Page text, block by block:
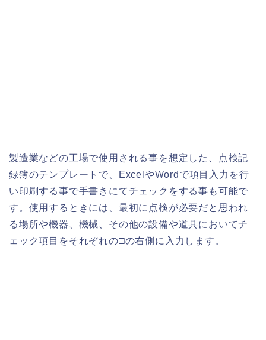
製造業などの工場で使用される事を想定した、点検記
録簿のテンプレートで、ExcelやWordで項目入力を行
い印刷する事で手書きにてチェックをする事も可能で
す。使用するときには、最初に点検が必要だと思われ
る場所や機器、機械、その他の設備や道具においてチ
ェック項目をそれぞれの□の右側に入力します。